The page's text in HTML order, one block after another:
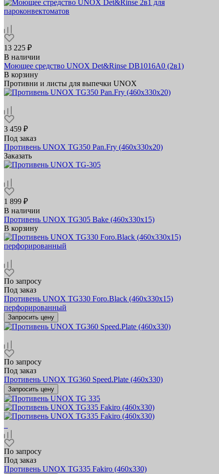
13 225 ₽
В наличии
Моющее средство UNOX Det&Rinse DB1016A0 (2в1)
В корзину
Противни и листы для выпечки UNOX
3 459 ₽
Под заказ
Противень UNOX TG350 Pan.Fry (460х330х20)
Заказать
1 899 ₽
В наличии
Противень UNOX TG305 Bake (460x330x15)
В корзину
По запросу
Под заказ
Противень UNOX TG330 Foro.Black (460х330х15)
перфорированный
Запросить цену
По запросу
Под заказ
Противень UNOX TG360 Speed.Plate (460x330)
Запросить цену
По запросу
Под заказ
Противень UNOX TG335 Fakiro (460х330)